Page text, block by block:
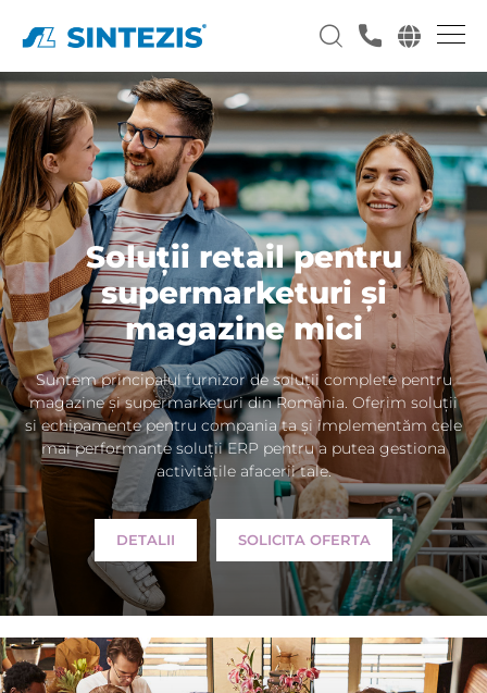
Soluții retail pentru
supermarketuri și
magazine mici
Suntem principalul furnizor de soluții complete pentru
magazine și supermarketuri din România. Oferim soluții
si echipamente pentru compania ta și implementăm cele
mai performante soluții ERP pentru a putea gestiona
activitățile afacerii tale.
DETALII SOLICITA OFERTA